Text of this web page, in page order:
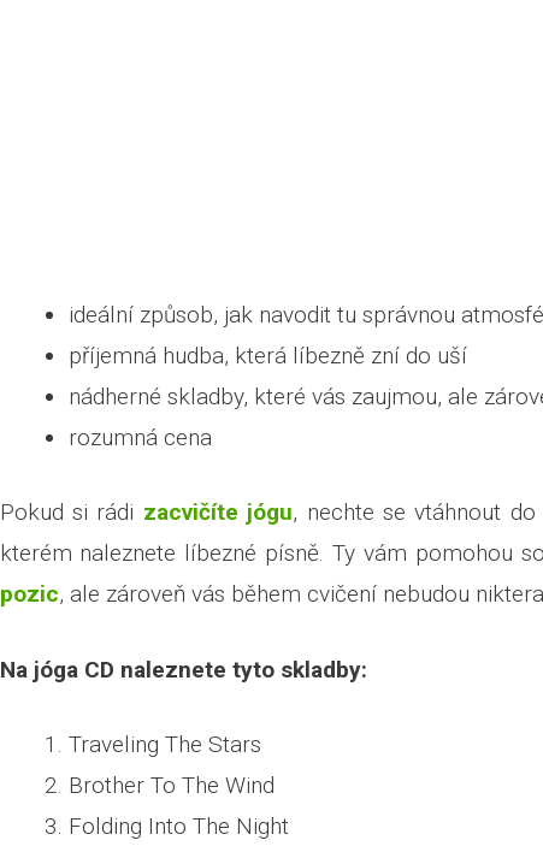
ideální způsob, jak navodit tu správnou
příjemná hudba, která líbezně zní do uší
nádherné skladby, které vás zaujmou, ale
rozumná cena
Pokud si rádi zacvičíte jógu, nechte se vtáhnout
kterém naleznete líbezné písně. Ty vám pomohou
pozic, ale zároveň vás během cvičení nebudou
Na jóga CD naleznete tyto skladby:
Traveling The Stars
Brother To The Wind
Folding Into The Night